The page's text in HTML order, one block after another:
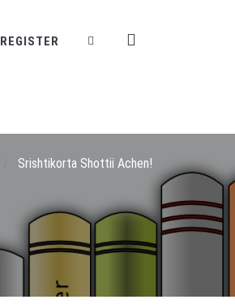
REGISTER
Srishtikorta Shottii Achen!